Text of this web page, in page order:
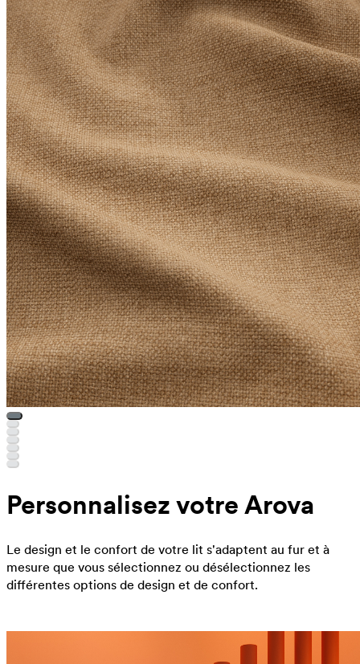
Personnalisez votre Arova
Le design et le confort de votre lit s'adaptent au fur et à
mesure que vous sélectionnez ou désélectionnez les
différentes options de design et de confort.